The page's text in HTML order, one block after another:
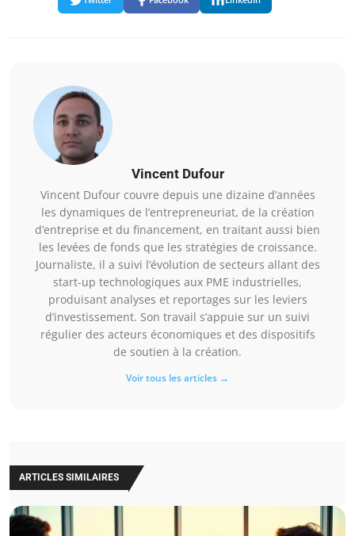
Vincent Dufour
Vincent Dufour couvre depuis une dizaine d’années
les dynamiques de l’entrepreneuriat, de la création
d’entreprise et du financement, en traitant aussi bien
les levées de fonds que les stratégies de croissance.
Journaliste, il a suivi l’évolution de secteurs allant des
start-up technologiques aux PME industrielles,
produisant analyses et reportages sur les leviers
d’investissement. Son travail s’appuie sur un suivi
régulier des acteurs économiques et des dispositifs
de soutien à la création.
Voir tous les articles →
ARTICLES SIMILAIRES